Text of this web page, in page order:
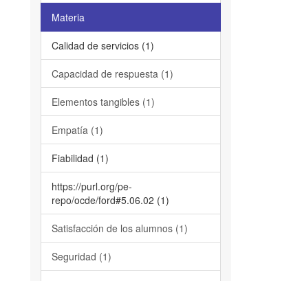
Materia
Calidad de servicios (1)
Capacidad de respuesta (1)
Elementos tangibles (1)
Empatía (1)
Fiabilidad (1)
https://purl.org/pe-
repo/ocde/ford#5.06.02 (1)
Satisfacción de los alumnos (1)
Seguridad (1)